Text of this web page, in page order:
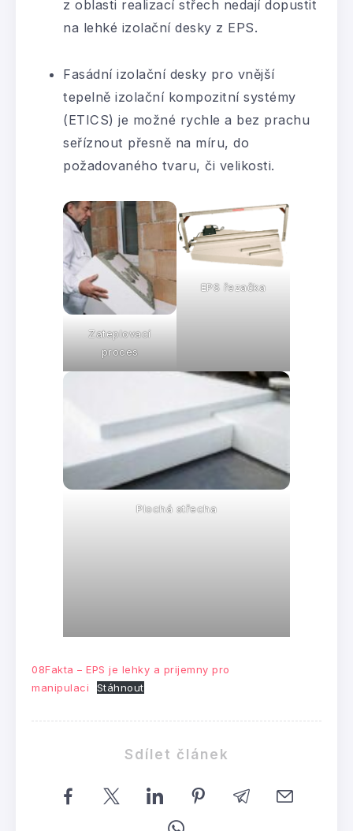
z oblasti realizací střech nedají dopustit
na lehké izolační desky z EPS.
Fasádní izolační desky pro vnější
tepelně izolační kompozitní systémy
(ETICS) je možné rychle a bez prachu
seříznout přesně na míru, do
požadovaného tvaru, či velikosti.
Zateplovací
proces
EPS řezačka
Plochá střecha
08Fakta – EPS je lehky a prijemny pro
manipulaci
Stáhnout
Sdílet článek